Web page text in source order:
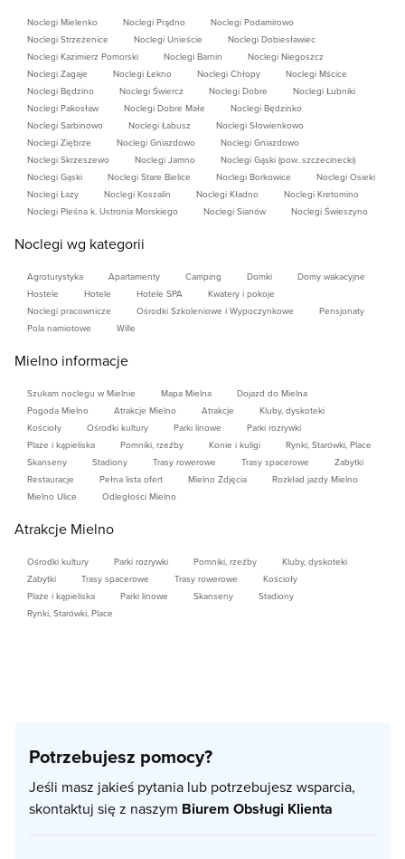
Noclegi Mielenko Noclegi Prądno
Noclegi Podamirowo
Noclegi Strzeżenice
Noclegi Unieście
Noclegi Dobiesławiec
Noclegi Kazimierz Pomorski
Noclegi Barnin
Noclegi Niegoszcz
Noclegi Zagaje
Noclegi Łekno Noclegi Chłopy
Noclegi Mścice
Noclegi Będzino
Noclegi Świercz Noclegi Dobre
Noclegi Łubniki
Noclegi Pakosław
Noclegi Dobre Małe
Noclegi Będzinko
Noclegi Sarbinowo
Noclegi Łabusz
Noclegi Słowienkowo
Noclegi Ziębrze
Noclegi Gniazdowo
Noclegi Gniazdowo
Noclegi Skrzeszewo
Noclegi Jamno
Noclegi Gąski (pow. szczecinecki)
Noclegi Gąski
Noclegi Stare Bielice Noclegi Borkowice
Noclegi Osieki
Noclegi Łazy
Noclegi Koszalin Noclegi Kładno
Noclegi Kretomino
Noclegi Pleśna k. Ustronia Morskiego
Noclegi Sianów Noclegi Świeszyno
Noclegi wg kategorii
Agroturystyka Apartamenty Camping Domki
Domy wakacyjne
Hostele
Hotele Hotele SPA
Kwatery i pokoje
Noclegi pracownicze
Ośrodki Szkoleniowe i Wypoczynkowe
Pensjonaty
Pola namiotowe
Wille
Mielno informacje
Szukam noclegu w Mielnie Mapa Mielna
Dojazd do Mielna
Pogoda Mielno
Atrakcje Mielno Atrakcje
Kluby, dyskoteki
Kościoły
Ośrodki kultury Parki linowe
Parki rozrywki
Plaże i kąpieliska
Pomniki, rzeźby Konie i kuligi
Rynki, Starówki, Place
Skanseny
Stadiony Trasy rowerowe Trasy spacerowe
Zabytki
Restauracje
Pełna lista ofert Mielno Zdjęcia
Rozkład jazdy Mielno
Mielno Ulice
Odległości Mielno
Atrakcje Mielno
Ośrodki kultury Parki rozrywki Pomniki, rzeźby
Kluby, dyskoteki
Zabytki
Trasy spacerowe Trasy rowerowe
Kościoły
Plaże i kąpieliska
Parki linowe Skanseny
Stadiony
Rynki, Starówki, Place
Potrzebujesz pomocy?
Jeśli masz jakieś pytania lub potrzebujesz wsparcia,
skontaktuj się z naszym Biurem Obsługi Klienta